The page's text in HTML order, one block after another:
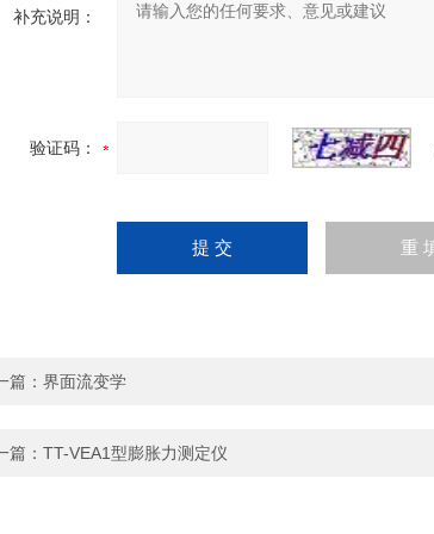
补充说明：
验证码：
篇： 界面流变学
篇： TT-VEA1型膨胀力测定仪